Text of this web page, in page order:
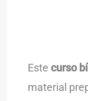
Este curso
material